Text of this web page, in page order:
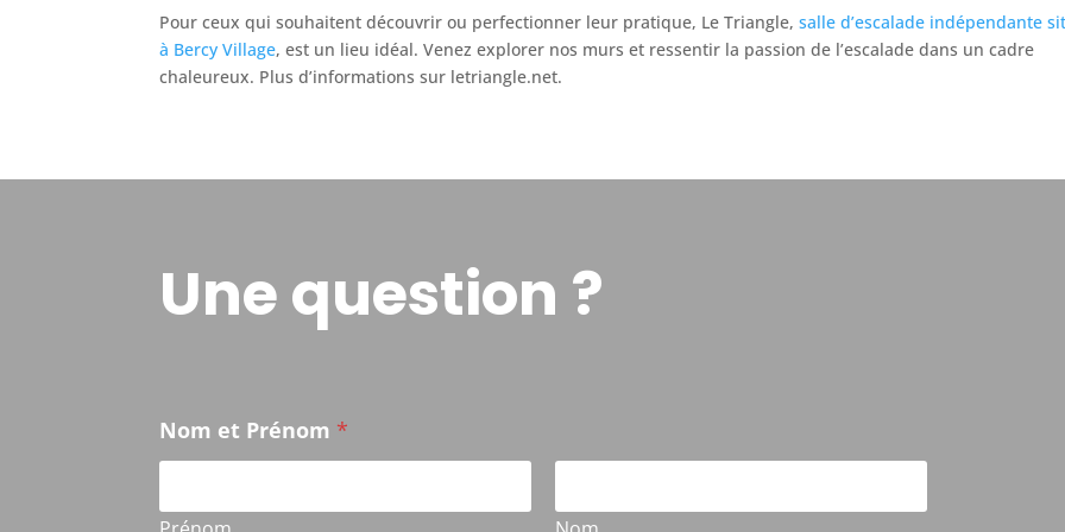
Pour ceux qui souhaitent découvrir ou perfectionner leur pratique, Le Triangle,salle d’escalade indépendante
à Bercy Village, est un lieu idéal. Venez explorer nos murs et ressentir la passion de l’escalade dans un cadre
chaleureux. Plus d’informations sur letriangle.net.
Une question ?
Nom et Prénom *